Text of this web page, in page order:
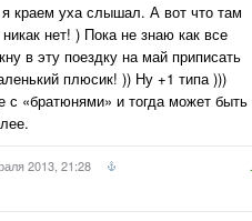
я краем уха слышал. А вот что там
нет! ) Пока не знаю как все
в эту поездку на май приписать
плюсик! )) Ну +1 типа )))
с «братюнями» и тогда может быть
2013, 21:28